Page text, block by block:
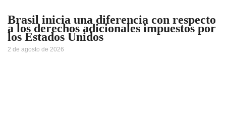
Brasil inicia una diferencia con respecto
a los derechos adicionales impuestos por
los Estados Unidos
2 de agosto de 2026